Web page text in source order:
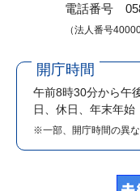
電話番号
（法人番号
開庁時間
午前8時30分から午
日、休日、年末年始
※一部、開庁時間の異な